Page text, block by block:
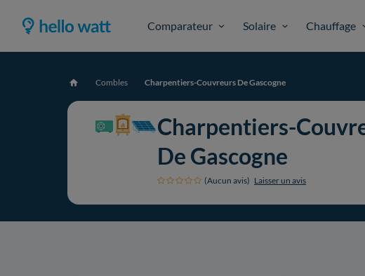
Comparateur Solaire Chauffage
Accueil Combles Charpentiers-Couvreurs De Gascogne
Charpentiers-
De Gascogne
(Aucun avis) Laisser un avis